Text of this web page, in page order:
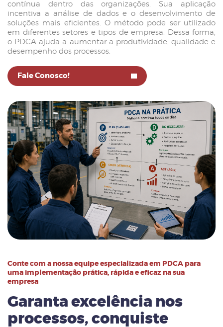
contínua dentro das organizações. Sua aplicação
incentiva a análise de dados e o desenvolvimento de
soluções mais eficientes. O método pode ser utilizado
em diferentes setores e tipos de empresa. Dessa forma,
o PDCA ajuda a aumentar a produtividade, qualidade e
desempenho dos processos.
Fale Conosco!
Seta
ícone
Conte com a nossa equipe especializada em PDCA para
uma implementação prática, rápida e eficaz na sua
empresa
Garanta excelência nos
processos, conquiste